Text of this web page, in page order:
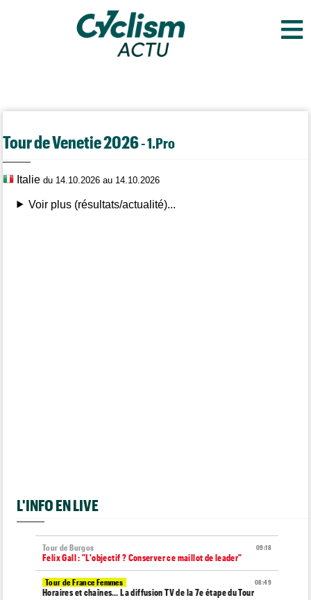
≡
Tour de Venetie 2026- 1.Pro
Italiedu 14.10.2026 au 14.10.2026
Voir plus (résultats/actualité)...
L'INFO EN LIVE
09:18
Tour de Burgos
Felix Gall : "L'objectif ? Conserver ce maillot de leader"
08:49
Tour de France Femmes
Horaires et chaînes… La diffusion TV de la 7e étape du Tour